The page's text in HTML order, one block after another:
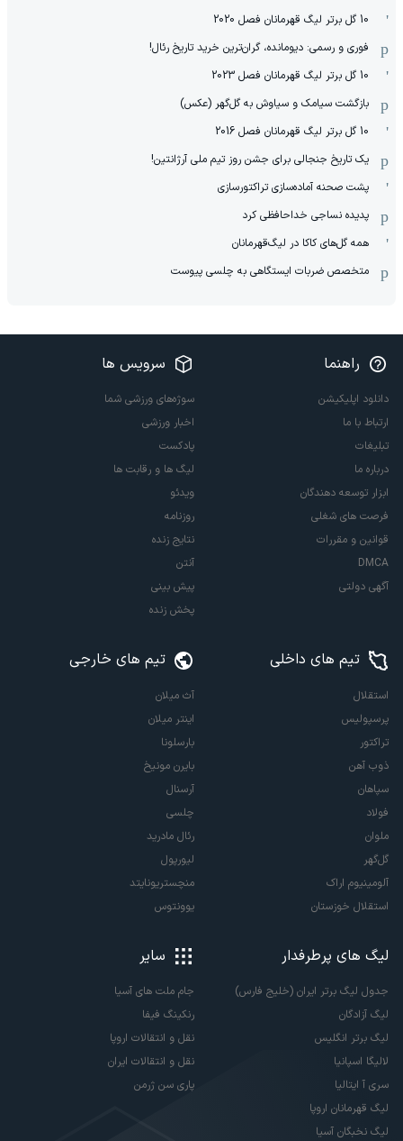
10 گل برتر لیگ قهرمانان فصل 2020
فوری و رسمی: دیومانده، گران‌ترین خرید تاریخ رئال!
10 گل برتر لیگ قهرمانان فصل 2023
بازگشت سیامک و سیاوش به گل‌گهر (عکس)
10 گل برتر لیگ قهرمانان فصل 2016
یک تاریخ جنجالی برای جشن روز تیم ملی آرژانتین!
پشت صحنه آماده‌سازی تراکتورسازی
پدیده نساجی خداحافظی کرد
همه گل‌های کاکا در لیگ‌قهرمانان
متخصص ضربات ایستگاهی به چلسی پیوست
راهنما
دانلود اپلیکیشن
ارتباط با ما
تبلیغات
درباره ما
ابزار توسعه دهندگان
فرصت های شغلی
قوانین و مقررات
DMCA
آگهی دولتی
سرویس ها
سوژه‌های ورزشی شما
اخبار ورزشی
پادکست
لیگ ها و رقابت ها
ویدئو
روزنامه
نتایج زنده
آنتن
پیش بینی
پخش زنده
تیم های داخلی
استقلال
پرسپولیس
تراکتور
ذوب آهن
سپاهان
فولاد
ملوان
گل‌گهر
آلومینیوم اراک
استقلال خوزستان
تیم های خارجی
آث میلان
اینتر میلان
بارسلونا
بایرن مونیخ
آرسنال
چلسی
رئال مادرید
لیورپول
منچستریونایتد
یوونتوس
لیگ های پرطرفدار
جدول لیگ برتر ایران (خلیج فارس)
لیگ آزادگان
لیگ برتر انگلیس
لالیگا اسپانیا
سری آ ایتالیا
لیگ قهرمانان اروپا
لیگ نخبگان آسیا
سایر
جام ملت های آسیا
رنکینگ فیفا
نقل و انتقالات اروپا
نقل و انتقالات ایران
پاری سن ژرمن